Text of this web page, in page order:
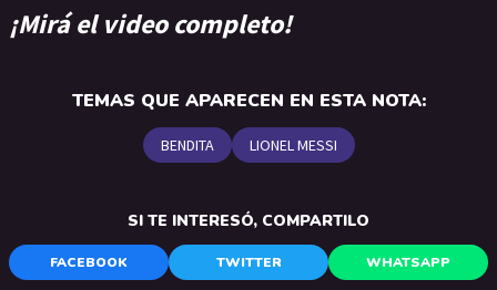
¡Mirá el video completo!
TEMAS QUE APARECEN EN ESTA NOTA:
BENDITA LIONEL MESSI
SI TE INTERESÓ, COMPARTILO
FACEBOOK TWITTER WHATSAPP